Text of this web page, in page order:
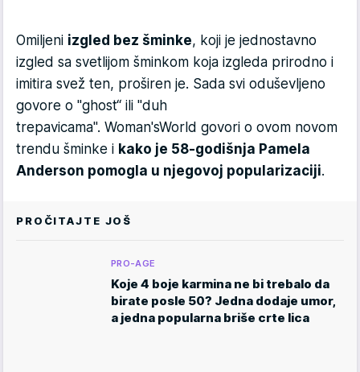
Omiljeni izgled bez šminke, koji je jednostavno
izgled sa svetlijom šminkom koja izgleda prirodno i
imitira svež ten, proširen je. Sada svi oduševljeno
govore o "ghost“ ili "duh
trepavicama". Woman'sWorld govori o ovom novom
trendu šminke i kako je 58-godišnja Pamela
Anderson pomogla u njegovoj popularizaciji.
PROČITAJTE JOŠ
PRO-AGE
Koje 4 boje karmina ne bi trebalo da
birate posle 50? Jedna dodaje umor,
a jedna popularna briše crte lica